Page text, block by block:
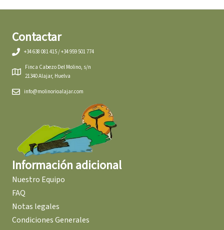
Contactar
+34 638 081 415 / +34 959 501 774
Finca Cabezo Del Molino, s/n
21340 Alajar, Huelva
info@molinorioalajar.com
Información adicional
Nuestro Equipo
FAQ
Notas legales
Condiciones Generales